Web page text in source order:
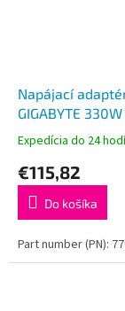
Napájací
GIGABYTE
Expedícia do 24
€115,82
Do košíka
Part number (PN):